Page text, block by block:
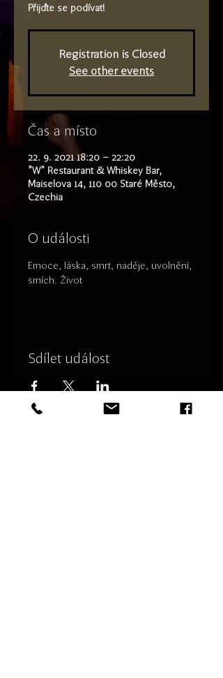
Přijďte se podívat!
Registration is Closed
See other events
Čas a místo
22. 9. 2021 18:20 – 22:20
"W" Restaurant & Whiskey Bar,
Maiselova 14, 110 00 Staré Město,
Czechia
O události
Emoce, láska, smrt, naděje, uvolnění,
smích. Život
Sdílet událost